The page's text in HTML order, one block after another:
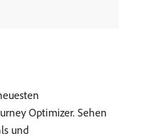
Optimizer. Sehen
und